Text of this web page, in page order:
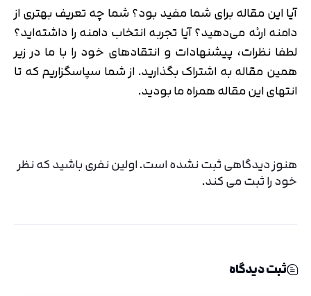
آیا این مقاله برای شما مفید بود؟ شما چه تعریف بهتری از
دامنه ارئه می‌دهید؟ آیا تجربه انتخاب دامنه را داشته‌اید؟
لطفا نظرات، پیشنهادات و انتقادهای خود را با ما در زیر
همین مقاله به اشتراک بگذارید. از شما سپاسگزاریم که تا
انتهای این مقاله همراه ما بودید.
هنوز دیدگاهی ثبت نشده است. اولین نفری باشید که نظر
خود را ثبت می کند.
ثبت دیدگاه